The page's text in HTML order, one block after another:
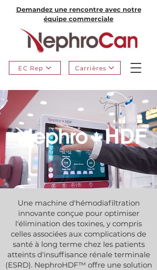
Carrières
EC Rep
Demandez une rencontre avec notre
équipe commerciale
Une machine d'hémodiafiltration
innovante conçue pour optimiser
l'élimination des toxines, y compris
celles associées aux complications de
santé à long terme chez les patients
atteints d'insuffisance rénale terminale
(ESRD). NephroHDF™ offre une solution